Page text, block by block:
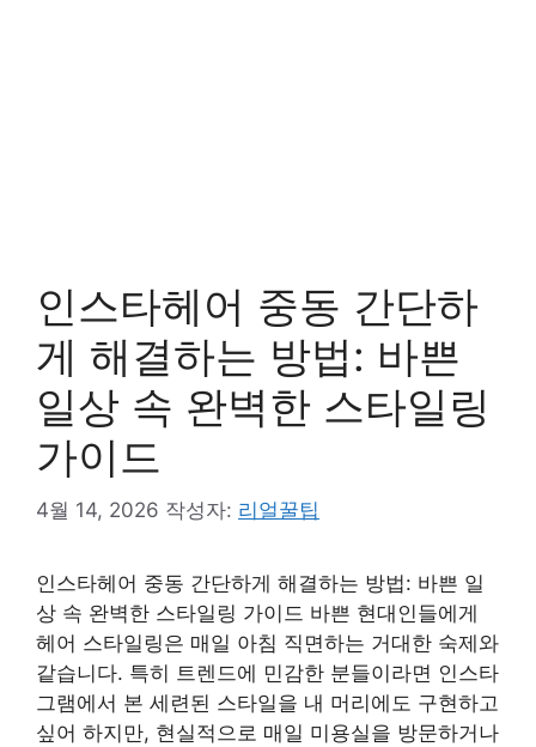
인스타헤어 중동 간단하
게 해결하는 방법: 바쁜
일상 속 완벽한 스타일링
가이드
4월 14, 2026 작성자: 리얼꿀팁
인스타헤어 중동 간단하게 해결하는 방법: 바쁜 일
상 속 완벽한 스타일링 가이드 바쁜 현대인들에게
헤어 스타일링은 매일 아침 직면하는 거대한 숙제와
같습니다. 특히 트렌드에 민감한 분들이라면 인스타
그램에서 본 세련된 스타일을 내 머리에도 구현하고
싶어 하지만, 현실적으로 매일 미용실을 방문하거나